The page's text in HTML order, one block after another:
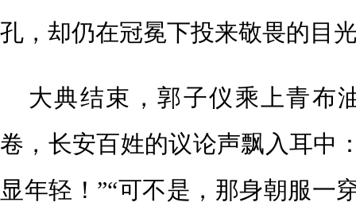
孔，却仍在冠冕下投来敬畏的目
大典结束，郭子仪乘上青布
卷，长安百姓的议论声飘入耳中
显年轻！”“可不是，那身朝服一